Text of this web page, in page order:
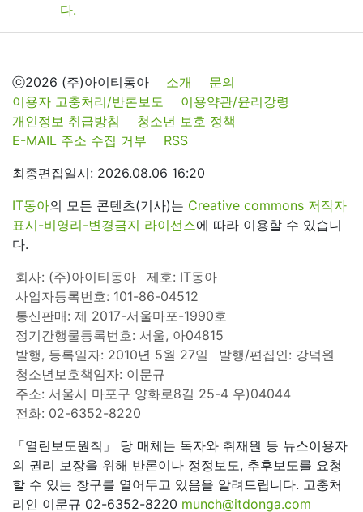
ⓒ2026 (주)아이티동아 소개
문의
이용자 고충처리/반론보도
이용약관/윤리강령
개인정보 취급방침
청소년 보호 정책
E-MAIL 주소 수집 거부
RSS
최종편집일시: 2026.08.06 16:20
IT동아의 모든 콘텐츠(기사)는 Creative commons 저작자
표시-비영리-변경금지 라이선스에 따라 이용할 수 있습니
다.
회사: (주)아이티동아
제호: IT동아
사업자등록번호: 101-86-04512
통신판매: 제 2017-서울마포-1990호
정기간행물등록번호: 서울, 아04815
발행, 등록일자: 2010년 5월 27일
발행/편집인: 강덕원
청소년보호책임자: 이문규
주소: 서울시 마포구 양화로8길 25-4 우)04044
전화: 02-6352-8220
「열린보도원칙」 당 매체는 독자와 취재원 등 뉴스이용자
의 권리 보장을 위해 반론이나 정정보도, 추후보도를 요청
할 수 있는 창구를 열어두고 있음을 알려드립니다. 고충처
리인 이문규 02-6352-8220 munch@itdonga.com